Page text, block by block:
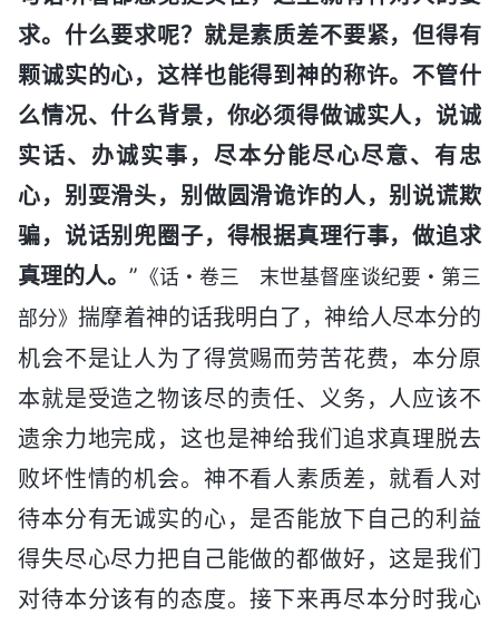
求。什么要求呢？就是素质差不要紧，但得有
颗诚实的心，这样也能得到神的称许。不管什
么情况、什么背景，你必须得做诚实人，说诚
实话、办诚实事，尽本分能尽心尽意、有忠
心，别耍滑头，别做圆滑诡诈的人，别说谎欺
骗，说话别兜圈子，得根据真理行事，做追求
真理的人。” 《话・卷三 末世基督座谈纪要・第三
部分》揣摩着神的话我明白了，神给人尽本分的
机会不是让人为了得赏赐而劳苦花费，本分原
本就是受造之物该尽的责任、义务，人应该不
遗余力地完成，这也是神给我们追求真理脱去
败坏性情的机会。神不看人素质差，就看人对
待本分有无诚实的心，是否能放下自己的利益
得失尽心尽力把自己能做的都做好，这是我们
对待本分该有的态度。接下来再尽本分时我心